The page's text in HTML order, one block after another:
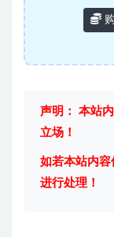
声明： 本站
立场！
如若本站内容
进行处理！